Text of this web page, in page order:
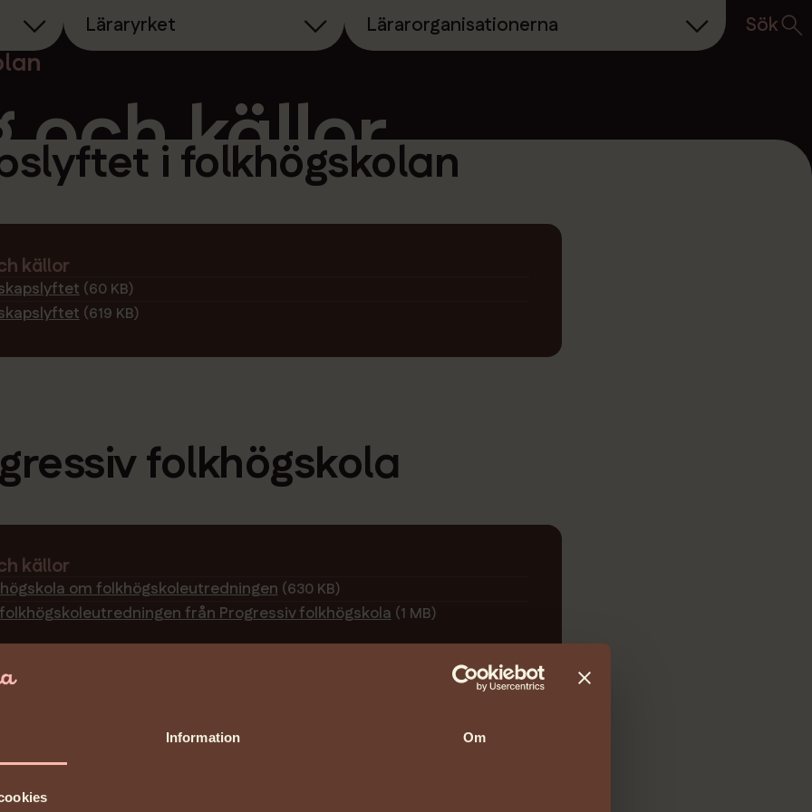
Information Om
Läraryrket Lärarorganisationerna Sök
och källor
i folkhögskolan
källor
(60 KB)
(619 KB)
folkhögskola
källor
om folkhögskoleutredningen (630 KB)
från Progressiv folkhögskola (1 MB)